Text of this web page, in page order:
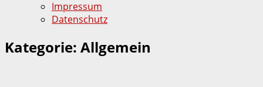
Impressum
Datenschutz
Kategorie: Allgemein